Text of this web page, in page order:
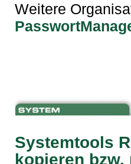
Weitere
Systemtools
kopieren bzw.